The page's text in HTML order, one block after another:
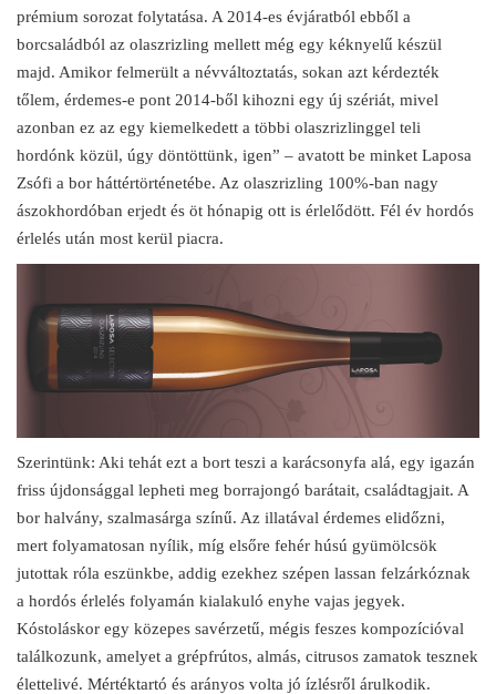
prémium sorozat folytatása. A 2014-es évjáratból ebből a
borcsaládból az olaszrizling mellett még egy kéknyelű készül
majd. Amikor felmerült a névváltoztatás, sokan azt kérdezték
tőlem, érdemes-e pont 2014-ből kihozni egy új szériát, mivel
azonban ez az egy kiemelkedett a többi olaszrizlinggel teli
hordónk közül, úgy döntöttünk, igen” – avatott be minket Laposa
Zsófi a bor háttértörténetébe. Az olaszrizling 100%-ban nagy
ászokhordóban erjedt és öt hónapig ott is érlelődött. Fél év hordós
érlelés után most kerül piacra.
Szerintünk: Aki tehát ezt a bort teszi a karácsonyfa alá, egy igazán
friss újdonsággal lepheti meg borrajongó barátait, családtagjait. A
bor halvány, szalmasárga színű. Az illatával érdemes elidőzni,
mert folyamatosan nyílik, míg elsőre fehér húsú gyümölcsök
jutottak róla eszünkbe, addig ezekhez szépen lassan felzárkóznak
a hordós érlelés folyamán kialakuló enyhe vajas jegyek.
Kóstoláskor egy közepes savérzetű, mégis feszes kompozícióval
találkozunk, amelyet a grépfrútos, almás, citrusos zamatok tesznek
élettelivé. Mértéktartó és arányos volta jó ízlésről árulkodik.